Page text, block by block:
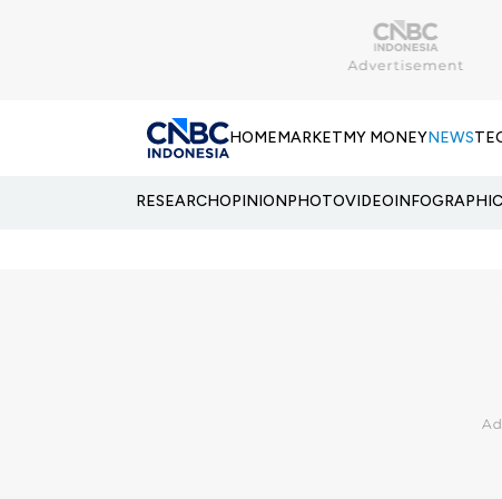
HOMEMARKETMY MONEYNEWS
RESEARCHOPINIONPHOTOVIDEOINFOGRAPHIC